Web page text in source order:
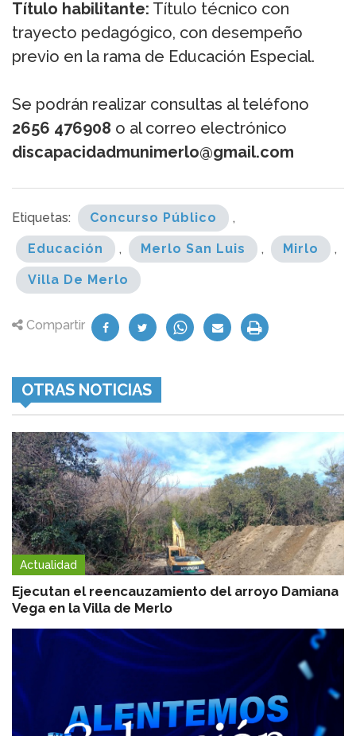
Título habilitante: Título técnico con
trayecto pedagógico, con desempeño
previo en la rama de Educación Especial.
Se podrán realizar consultas al teléfono
2656 476908 o al correo electrónico
discapacidadmunimerlo@gmail.com
Etiquetas: Concurso Público ,
Educación , Merlo San Luis , Mirlo ,
Villa De Merlo
Compartir
OTRAS NOTICIAS
Actualidad
Ejecutan el reencauzamiento del arroyo Damiana
Vega en la Villa de Merlo